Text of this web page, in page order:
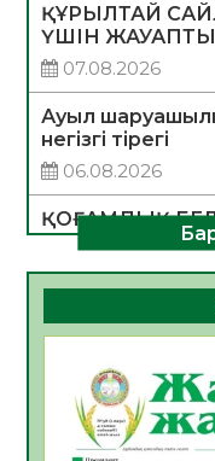
ҚҰРЫЛТАЙ
ҮШІН
07.08.2026
Ауыл
негізгі тірегі
06.08.2026
ҚОҒАМДЫҚ
ДАМУЫНЫҢ
06.08.2026
ҚҰРЫЛТАЙ
БАСТАР
06.08.2026
Инфекциялық
жұмыстарының